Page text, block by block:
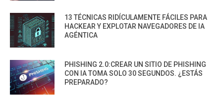
13 TÉCNICAS RIDÍCULAMENTE FÁCILES PARA
HACKEAR Y EXPLOTAR NAVEGADORES DE IA
AGÉNTICA
PHISHING 2.0:CREAR UN SITIO DE PHISHING
CON IA TOMA SOLO 30 SEGUNDOS. ¿ESTÁS
PREPARADO?